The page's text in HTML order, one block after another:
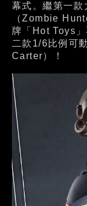
幕式。繼第一款
（Zombie
牌「Hot Toys
二款1/6比例可
Carter）！